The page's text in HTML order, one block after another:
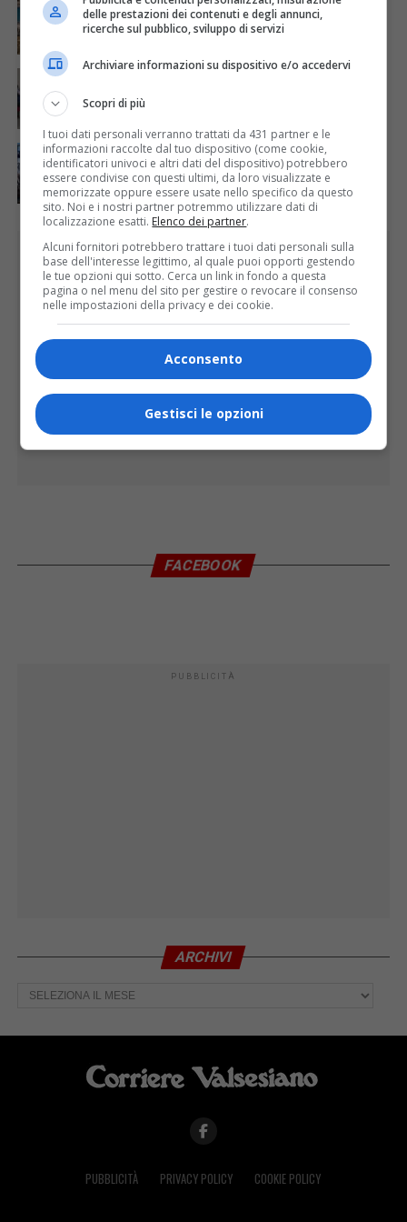
Concluso il Master Gessi Summer Excellence 2026
ATTUALITÀ 3 giorni fa
ATTUALITÀ 6 giorni fa
Domenica inaugurazione del Calice Gigante n. 10 a
Lozzolo
PUBBLICITÀ
FACEBOOK
PUBBLICITÀ
ARCHIVI
Archivi
PUBBLICITÀ PRIVACY POLICY COOKIE POLICY
delle prestazioni dei contenuti e degli annunci,
ricerche sul pubblico, sviluppo di servizi
Archiviare informazioni su dispositivo e/o accedervi
Scopri di più
I tuoi dati personali verranno trattati da 431 partner e le
informazioni raccolte dal tuo dispositivo (come cookie,
identificatori univoci e altri dati del dispositivo) potrebbero
essere condivise con questi ultimi, da loro visualizzate e
memorizzate oppure essere usate nello specifico da questo
sito. Noi e i nostri partner potremmo utilizzare dati di
localizzazione esatti. Elenco dei partner.
Alcuni fornitori potrebbero trattare i tuoi dati personali sulla
base dell'interesse legittimo, al quale puoi opporti gestendo
le tue opzioni qui sotto. Cerca un link in fondo a questa
pagina o nel menu del sito per gestire o revocare il consenso
nelle impostazioni della privacy e dei cookie.
Acconsento
Gestisci le opzioni